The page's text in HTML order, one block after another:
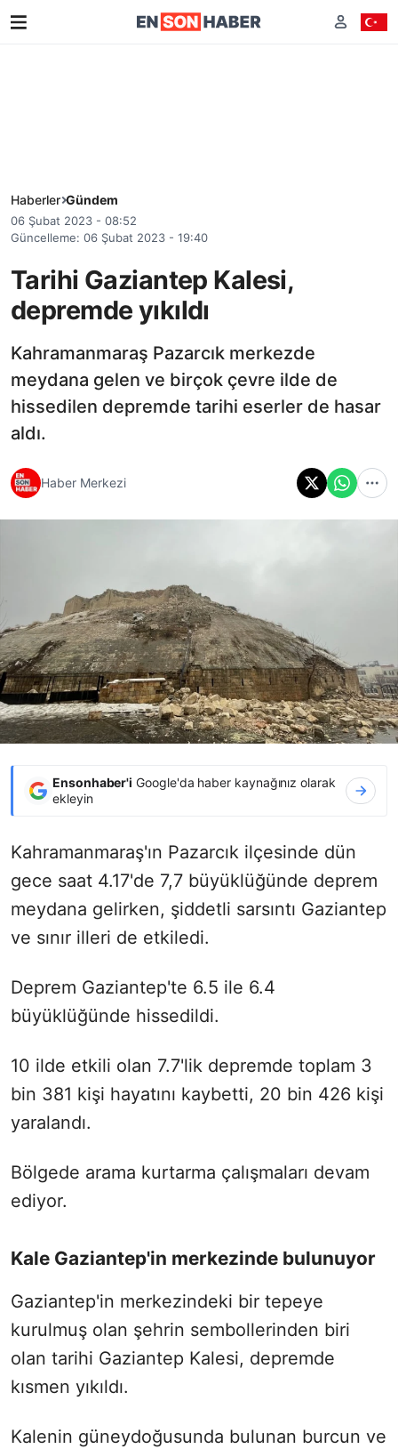
Haberler Gündem
06 Şubat 2023 - 08:52
Güncelleme: 06 Şubat 2023 - 19:40
Tarihi Gaziantep Kalesi,
depremde yıkıldı
Kahramanmaraş Pazarcık merkezde
meydana gelen ve birçok çevre ilde de
hissedilen depremde tarihi eserler de hasar
aldı.
Haber Merkezi
Ensonhaber'i Google'da haber kaynağınız olarak
ekleyin
Kahramanmaraş'ın Pazarcık ilçesinde dün
gece saat 4.17'de 7,7 büyüklüğünde deprem
meydana gelirken, şiddetli sarsıntı Gaziantep
ve sınır illeri de etkiledi.
Deprem Gaziantep'te 6.5 ile 6.4
büyüklüğünde hissedildi.
10 ilde etkili olan 7.7'lik depremde toplam 3
bin 381 kişi hayatını kaybetti, 20 bin 426 kişi
yaralandı.
Bölgede arama kurtarma çalışmaları devam
ediyor.
Kale Gaziantep'in merkezinde bulunuyor
Gaziantep'in merkezindeki bir tepeye
kurulmuş olan şehrin sembollerinden biri
olan tarihi Gaziantep Kalesi, depremde
kısmen yıkıldı.
Kalenin güneydoğusunda bulunan burcun ve